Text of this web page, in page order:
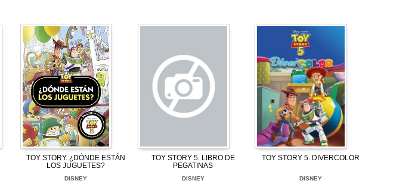
TOY STORY. ¿DÓNDE ESTÁN
LOS JUGUETES?
DISNEY
TOY STORY 5. LIBRO DE
PEGATINAS
DISNEY
TOY STORY 5. DIVERCOLOR
DISNEY